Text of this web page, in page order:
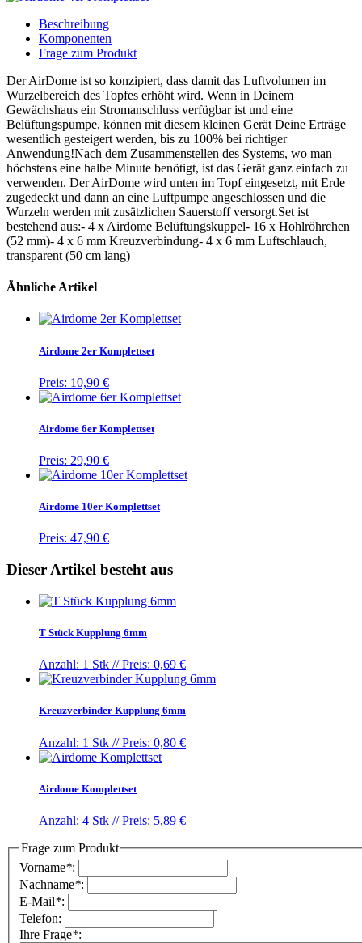
Beschreibung
Komponenten
Frage zum Produkt
Der AirDome ist so konzipiert, dass damit das Luftvolumen im
Wurzelbereich des Topfes erhöht wird. Wenn in Deinem
Gewächshaus ein Stromanschluss verfügbar ist und eine
Belüftungspumpe, können mit diesem kleinen Gerät Deine Erträge
wesentlich gesteigert werden, bis zu 100% bei richtiger
Anwendung!Nach dem Zusammenstellen des Systems, wo man
höchstens eine halbe Minute benötigt, ist das Gerät ganz einfach zu
verwenden. Der AirDome wird unten im Topf eingesetzt, mit Erde
zugedeckt und dann an eine Luftpumpe angeschlossen und die
Wurzeln werden mit zusätzlichen Sauerstoff versorgt.Set ist
bestehend aus:- 4 x Airdome Belüftungskuppel- 16 x Hohlröhrchen
(52 mm)- 4 x 6 mm Kreuzverbindung- 4 x 6 mm Luftschlauch,
transparent (50 cm lang)
Ähnliche Artikel
Airdome 2er Komplettset
Preis: 10,90 €
Airdome 6er Komplettset
Preis: 29,90 €
Airdome 10er Komplettset
Preis: 47,90 €
Dieser Artikel besteht aus
T Stück Kupplung 6mm
Anzahl: 1 Stk //Preis: 0,69 €
Kreuzverbinder Kupplung 6mm
Anzahl: 1 Stk //Preis: 0,80 €
Airdome Komplettset
Anzahl: 4 Stk //Preis: 5,89 €
Frage zum Produkt
Vorname*:
Nachname*:
E-Mail*:
Telefon:
Ihre Frage*: